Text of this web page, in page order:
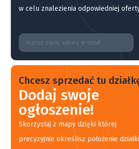
w celu znalezienia odpowiedniej
Chcesz sprzedać tu
Dodaj swoje
ogłoszenie!
Skorzystaj z mapy dzięki której
precyzyjnie określisz położenie